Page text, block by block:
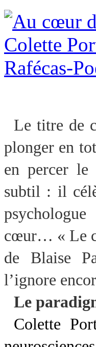
Le titre de
plonger en
en percer
subtil : il
cœur… « Le
de Blaise
l’ignore
Le
Colette